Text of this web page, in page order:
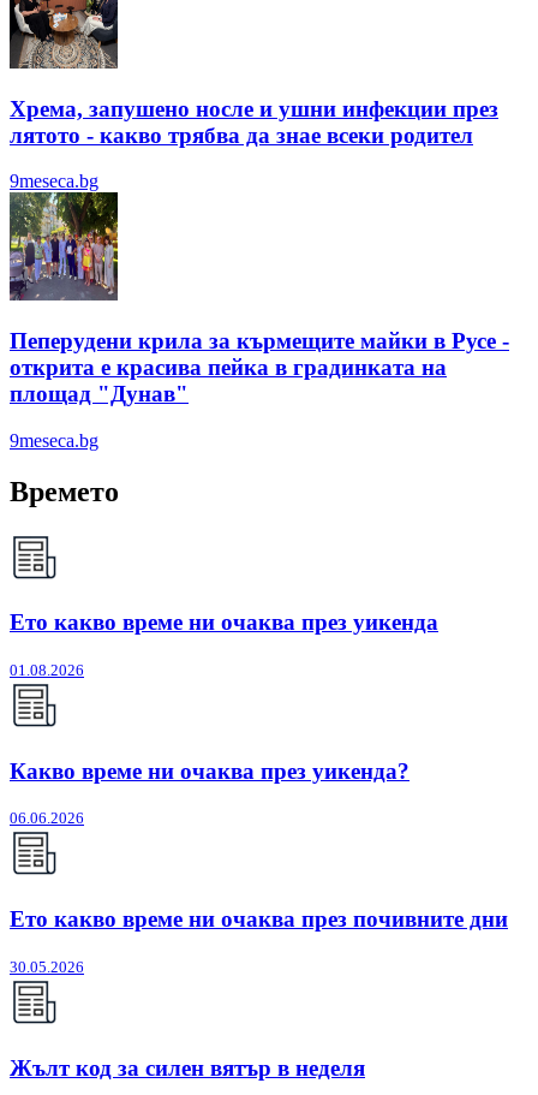
Хрема, запушено носле и ушни инфекции през
лятотo - какво трябва да знае всеки родител
9meseca.bg
Пеперудени крила за кърмещите майки в Русе -
открита е красива пейка в градинката на
площад "Дунав"
9meseca.bg
Времето
Ето какво време ни очаква през уикенда
01.08.2026
Какво време ни очаква през уикенда?
06.06.2026
Ето какво време ни очаква през почивните дни
30.05.2026
Жълт код за силен вятър в неделя